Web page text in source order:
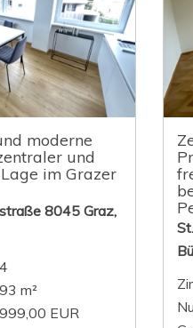
moderne
und
im Grazer
8045 Graz,
4
93 m²
999,00 EUR